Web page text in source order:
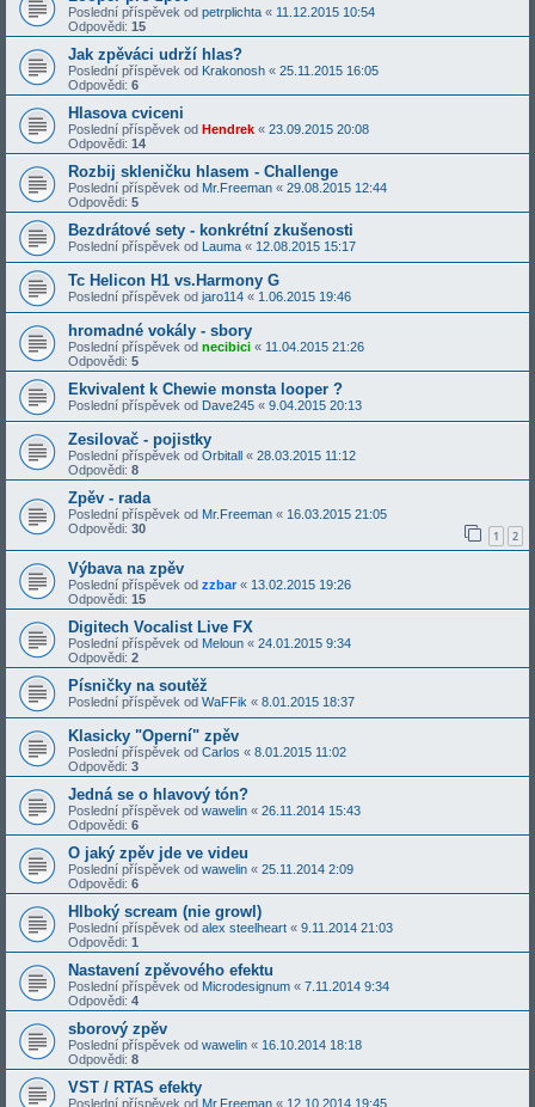
Poslední příspěvek od petrplichta « 11.12.2015 10:54
Odpovědi: 15
Jak zpěváci udrží hlas?
Poslední příspěvek od Krakonosh « 25.11.2015 16:05
Odpovědi: 6
Hlasova cviceni
Poslední příspěvek od Hendrek « 23.09.2015 20:08
Odpovědi: 14
Rozbij skleničku hlasem - Challenge
Poslední příspěvek od Mr.Freeman « 29.08.2015 12:44
Odpovědi: 5
Bezdrátové sety - konkrétní zkušenosti
Poslední příspěvek od Lauma « 12.08.2015 15:17
Tc Helicon H1 vs.Harmony G
Poslední příspěvek od jaro114 « 1.06.2015 19:46
hromadné vokály - sbory
Poslední příspěvek od necibici « 11.04.2015 21:26
Odpovědi: 5
Ekvivalent k Chewie monsta looper ?
Poslední příspěvek od Dave245 « 9.04.2015 20:13
Zesilovač - pojistky
Poslední příspěvek od Orbitall « 28.03.2015 11:12
Odpovědi: 8
Zpěv - rada
Poslední příspěvek od Mr.Freeman « 16.03.2015 21:05
Odpovědi: 30 1 2
Výbava na zpěv
Poslední příspěvek od zzbar« 13.02.2015 19:26
Odpovědi: 15
Digitech Vocalist Live FX
Poslední příspěvek od Meloun « 24.01.2015 9:34
Odpovědi: 2
Písničky na soutěž
Poslední příspěvek od WaFFik « 8.01.2015 18:37
Klasicky "Operní" zpěv
Poslední příspěvek od Carlos « 8.01.2015 11:02
Odpovědi: 3
Jedná se o hlavový tón?
Poslední příspěvek od wawelin « 26.11.2014 15:43
Odpovědi: 6
O jaký zpěv jde ve videu
Poslední příspěvek od wawelin « 25.11.2014 2:09
Odpovědi: 6
Hlboký scream (nie growl)
Poslední příspěvek od alex steelheart « 9.11.2014 21:03
Odpovědi: 1
Nastavení zpěvového efektu
Poslední příspěvek od Microdesignum « 7.11.2014 9:34
Odpovědi: 4
sborový zpěv
Poslední příspěvek od wawelin « 16.10.2014 18:18
Odpovědi: 8
VST / RTAS efekty
Poslední příspěvek od Mr.Freeman « 12.10.2014 19:45